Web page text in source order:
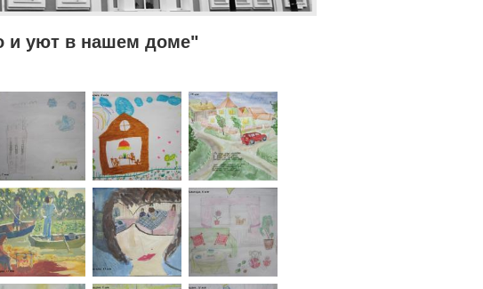
и уют в нашем доме"